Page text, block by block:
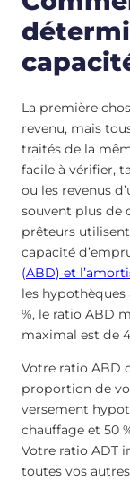
La première
revenu, mais
traités de la
facile à vérifier,
ou les revenus
souvent plus de
prêteurs
capacité
(ABD) et
les hypothèques
%, le ratio ABD
maximal est de
Votre ratio ABD
proportion de
versement
chauffage et 50
Votre ratio ADT
toutes vos